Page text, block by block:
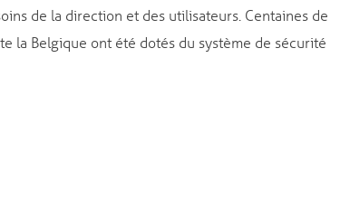
de la direction et des utilisateurs. Centaines de
la Belgique ont été dotés du système de sécurité